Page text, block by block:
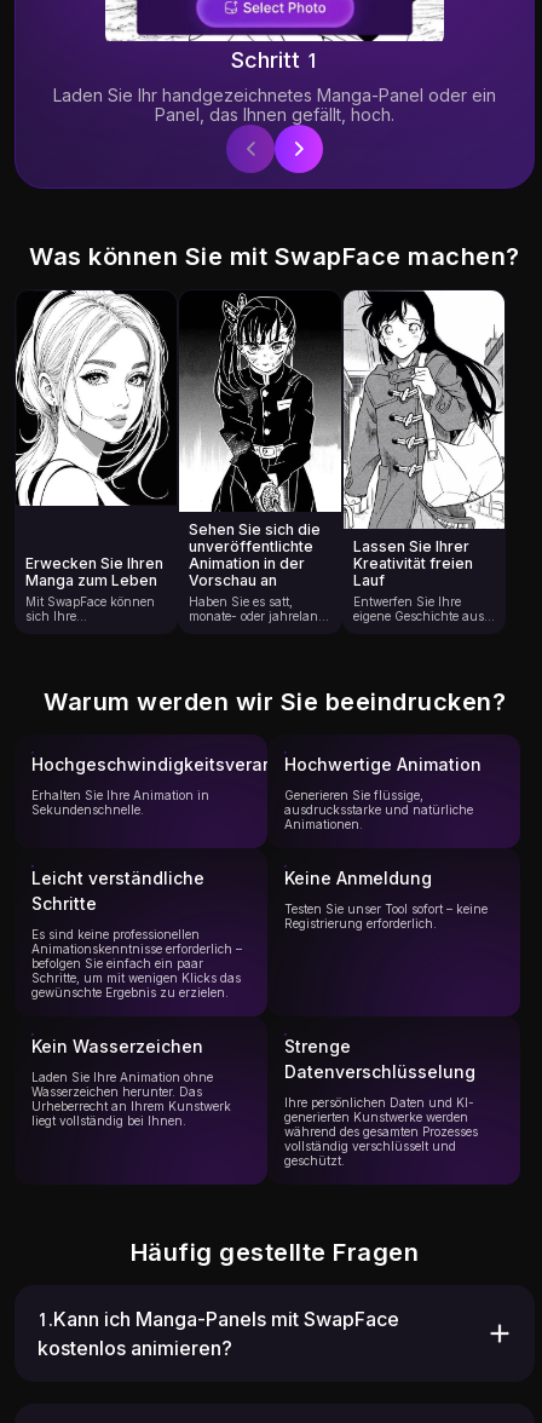
Schritt 1
Laden Sie Ihr handgezeichnetes Manga-Panel oder ein
Panel, das Ihnen gefällt, hoch.
Was können Sie mit SwapFace machen?
Erwecken Sie Ihren
Manga zum Leben
Mit SwapFace können
sich Ihre
einfach ein einzelnes
Ausdruck und die
gewünschten Effekte
und sehen Sie dann
zu, wie sich Ihre
Standszene in einen
Clip verwandelt.
Sehen Sie sich die
unveröffentlichte
Animation in der
Vorschau an
Haben Sie es satt,
monate- oder jahrelang
unveröffentlichte
visualisieren und in der
Vorschau anzeigen.
Laden Sie ein Manga-
Panel hoch,
beschreiben Sie die
Geschichte und
Atmosphäre und
erhalten Sie einen
dynamischen
Vorgeschmack darauf,
wie dieser Moment in
Lassen Sie Ihrer
Kreativität freien
Lauf
Entwerfen Sie Ihre
eigene Geschichte aus
Charakteraktionen und
Sie Ihre Fantasie in eine
Egal, ob es sich um
einen emotionalen
Moment oder einen
epischen Kampf
handelt, Sie sind jetzt
der Regisseur.
Warum werden wir Sie beeindrucken?
Hochgeschwindigkeitsverarbeitung
Erhalten Sie Ihre Animation in
Sekundenschnelle.
Hochwertige Animation
Generieren Sie flüssige,
ausdrucksstarke und natürliche
Animationen.
Leicht verständliche
Schritte
Es sind keine professionellen
Animationskenntnisse erforderlich –
befolgen Sie einfach ein paar
Schritte, um mit wenigen Klicks das
gewünschte Ergebnis zu erzielen.
Keine Anmeldung
Testen Sie unser Tool sofort – keine
Registrierung erforderlich.
Kein Wasserzeichen
Laden Sie Ihre Animation ohne
Wasserzeichen herunter. Das
Urheberrecht an Ihrem Kunstwerk
liegt vollständig bei Ihnen.
Strenge
Datenverschlüsselung
Ihre persönlichen Daten und KI-
generierten Kunstwerke werden
während des gesamten Prozesses
vollständig verschlüsselt und
geschützt.
Häufig gestellte Fragen
1.Kann ich Manga-Panels mit SwapFace
kostenlos animieren?